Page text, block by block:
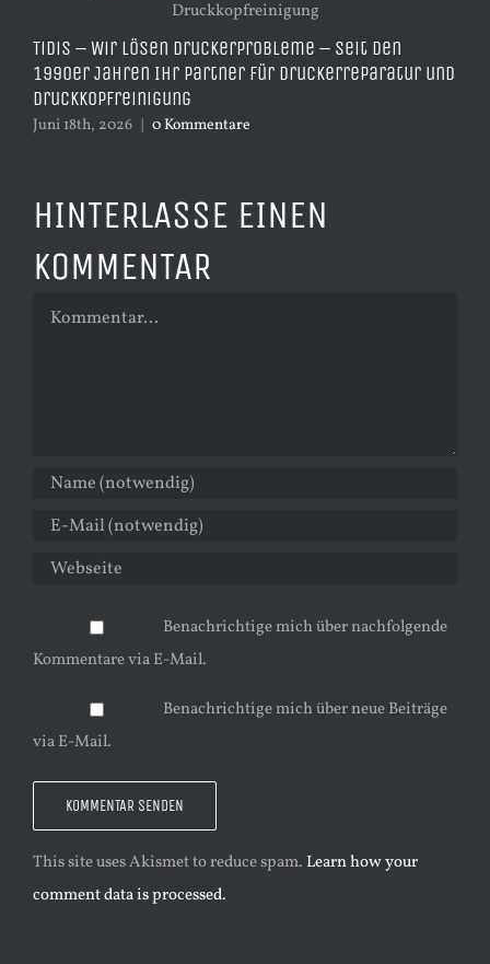
TiDis – Wir lösen Druckerprobleme – Seit den
1990er Jahren Ihr Partner für Druckerreparatur und
Druckkopfreinigung
Juni 18th, 2026 0 Kommentare
HINTERLASSE EINEN
KOMMENTAR
Kommentar
Benachrichtige mich über nachfolgende
Kommentare via E-Mail.
Benachrichtige mich über neue Beiträge
via E-Mail.
This site uses Akismet to reduce spam. Learn how your
comment data is processed.